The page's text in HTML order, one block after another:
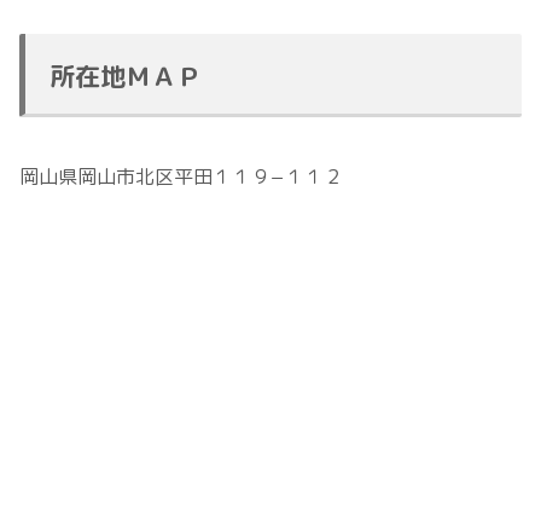
所在地ＭＡＰ
岡山県岡山市北区平田１１９−１１２